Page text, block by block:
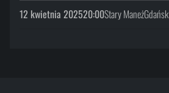
12 kwietnia 202520:00Stary ManeżGdańsk